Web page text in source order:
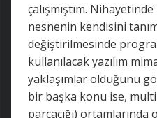
çalışmıştım.
nesnenin kendisini
değiştirilmesinde
kullanılacak yazılım
yaklaşımlar olduğunu
bir başka konu ise,
parçacığı)